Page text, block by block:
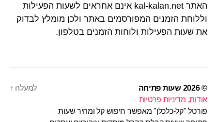
האתר kal-kalan.net אינם אחראים לשעות הפעילות
וללוחת הזמנים המפורסמים באתר ולכן מומלץ לבדוק
את שעות הפעילות ולוחות הזמנים בטלפון.
© 2026
שעות פתיחה
אודות, מדיניות פרטיות
פורטל "קל-כלכלן" מאפשר חיפוש קל ומהיר שעות
למעלה ↑